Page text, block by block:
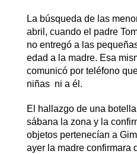
La búsqueda de las
abril, cuando el padre
no entregó a las
edad a la madre. Esa
comunicó por teléfono
niñas ni a él.
El hallazgo de una
sábana la zona y la
objetos pertenecían a
ayer la madre confirmara